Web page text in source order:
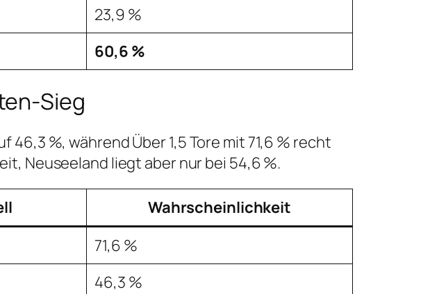
23,9 %
60,6 %
Sieg
%, während Über 1,5 Tore mit 71,6 % recht
Neuseeland liegt aber nur bei 54,6 %.
Wahrscheinlichkeit
71,6 %
46,3 %